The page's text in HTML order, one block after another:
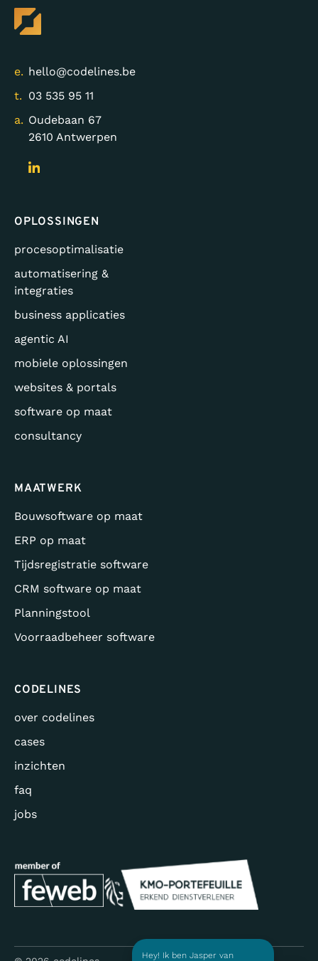
e. hello@codelines.be
t. 03 535 95 11
a. Oudebaan 67
2610 Antwerpen
OPLOSSINGEN
procesoptimalisatie
automatisering &
integraties
business applicaties
agentic AI
mobiele oplossingen
websites & portals
software op maat
consultancy
MAATWERK
Bouwsoftware op maat
ERP op maat
Tijdsregistratie software
CRM software op maat
Planningstool
Voorraadbeheer software
CODELINES
over codelines
cases
inzichten
faq
jobs
Hey! Ik ben Jasper van
Codelines. Ontdek jouw
FUNCTIONEEL